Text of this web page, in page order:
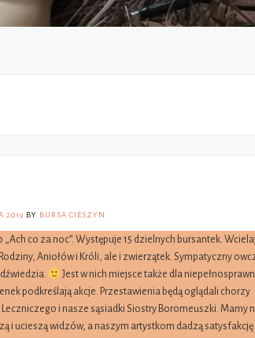
2019 BY BURSA CIESZYN
„Ach co za noc”. Występuje 15 dzielnych bursantek.
Aniołów i Króli, ale i zwierzątek. Sympatyczny
Jest w nich miejsce także dla
podkreślają akcje. Przestawienia będą oglądali chorzy
i nasze sąsiadki Siostry Boromeuszki. Mamy
i ucieszą widzów, a naszym artystkom dadzą satysfakcję